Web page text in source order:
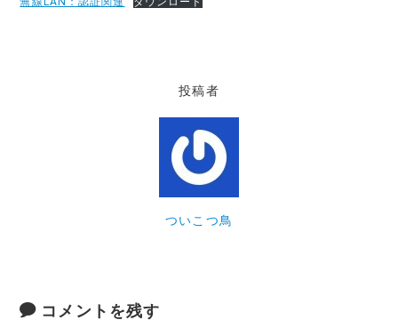
投稿者
ついこつ鳥
コメントを残す